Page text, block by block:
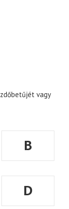
vagy
B
D